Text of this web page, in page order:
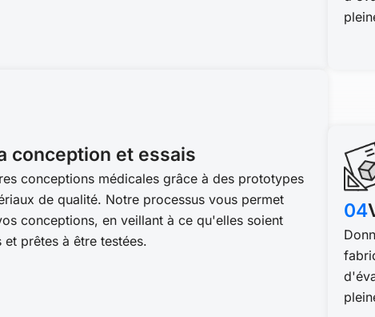
conception et essais
conceptions médicales grâce à des prototypes
de qualité. Notre processus vous permet
conceptions, en veillant à ce qu'elles soient
prêtes à être testées.
04